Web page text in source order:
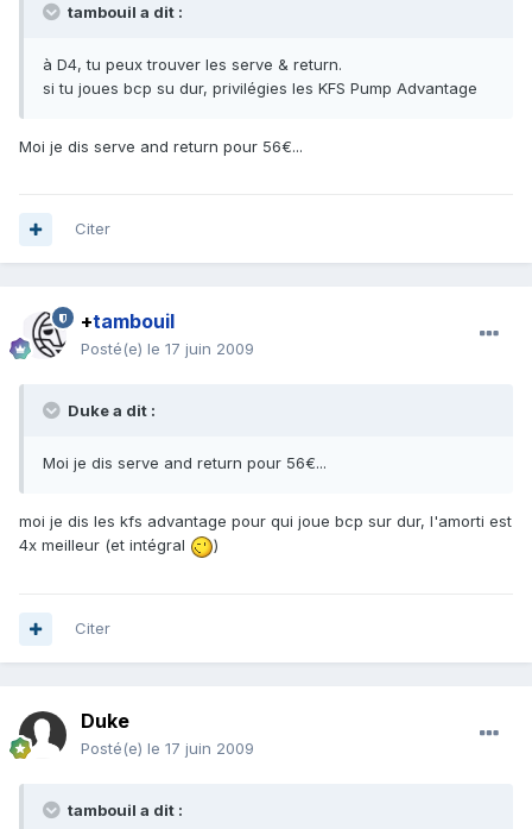
tambouil a dit :
à D4, tu peux trouver les serve & return.
si tu joues bcp su dur, privilégies les KFS Pump Advantage
Moi je dis serve and return pour 56€...
Citer
+tambouil
Posté(e) le 17 juin 2009
Duke a dit :
Moi je dis serve and return pour 56€...
moi je dis les kfs advantage pour qui joue bcp sur dur, l'amorti est
4x meilleur (et intégral
)
Citer
Duke
Posté(e) le 17 juin 2009
tambouil a dit :